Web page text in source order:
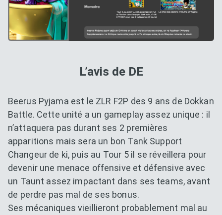
L’avis de DE
Beerus Pyjama est le ZLR F2P des 9 ans de Dokkan
Battle. Cette unité a un gameplay assez unique : il
n’attaquera pas durant ses 2 premières
apparitions mais sera un bon Tank Support
Changeur de ki, puis au Tour 5 il se réveillera pour
devenir une menace offensive et défensive avec
un Taunt assez impactant dans ses teams, avant
de perdre pas mal de ses bonus.
Ses mécaniques vieillieront probablement mal au